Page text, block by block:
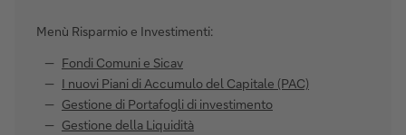
Menù Risparmio e Investimenti:
Fondi Comuni e Sicav
I nuovi Piani di Accumulo del Capitale (PAC)
Gestione di Portafogli di investimento
Gestione della Liquidità